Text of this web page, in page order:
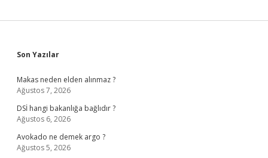
Sidebar
Son Yazılar
Makas neden elden alınmaz ?
Ağustos 7, 2026
DSİ hangi bakanlığa bağlıdır ?
Ağustos 6, 2026
Avokado ne demek argo ?
Ağustos 5, 2026